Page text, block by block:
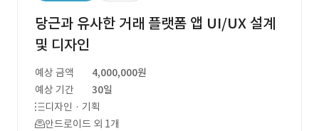
당근과 유사한 거래 플랫폼 앱 UI/UX 설계
및 디자인
예상 금액
4,000,000원
예상 기간
30일
디자인 · 기획
안드로이드 외 1개